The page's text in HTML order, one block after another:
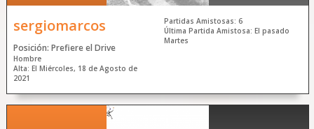
sergiomarcos
Posición: Prefiere el Drive
Hombre
Alta: El Miércoles, 18 de Agosto de
2021
Partidas Amistosas: 6
Última Partida Amistosa: El pasado
Martes